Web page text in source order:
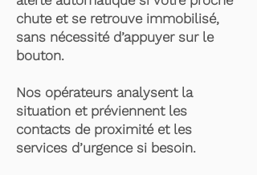
chute et se retrouve immobilisé,
sans nécessité d’appuyer sur le
bouton.
Nos opérateurs analysent la
situation et préviennent les
contacts de proximité et les
services d’urgence si besoin.